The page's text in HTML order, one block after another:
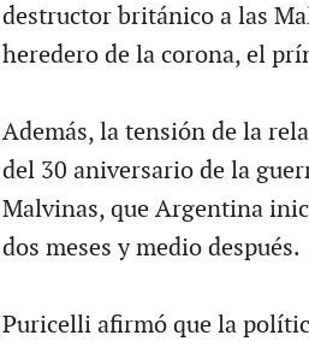
destructor británico a las
heredero de la corona, el
Además, la tensión de la
del 30 aniversario de la
Malvinas, que Argentina
dos meses y medio después.
Puricelli afirmó que la